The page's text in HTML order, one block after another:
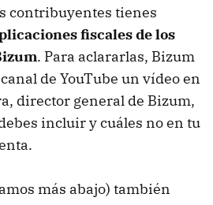
contribuyentes tienes
fiscales delos
. Para aclararlas, Bizum
de YouTube un vídeo en
director general de Bizum,
incluir y cuáles no en tu
más abajo) también